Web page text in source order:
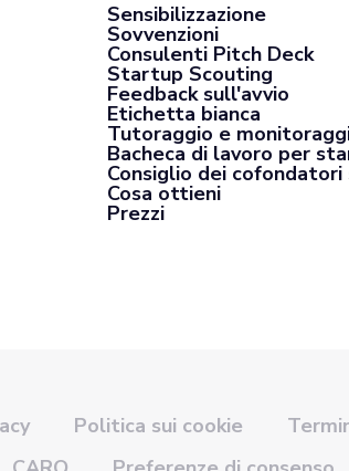
Sensibilizzazione
Sovvenzioni
Consulenti Pitch Deck
Startup Scouting
Feedback sull'avvio
Etichetta bianca
Tutoraggio e
Bacheca di lavoro per
Consiglio dei
Cosa ottieni
Prezzi
Politica sui cookie